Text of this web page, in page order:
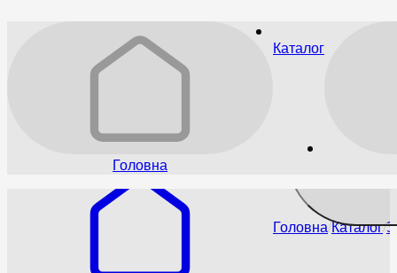
Головна
Каталог
ГоловнаКаталог